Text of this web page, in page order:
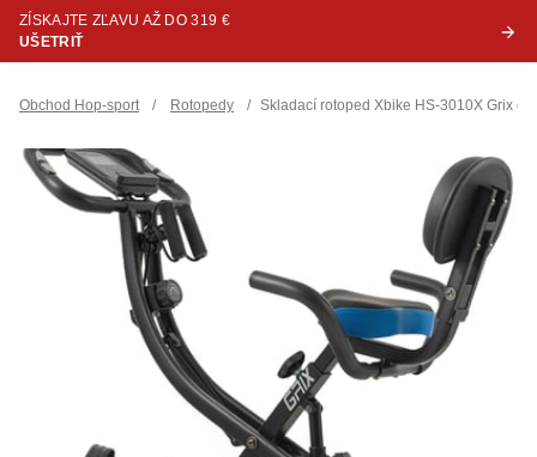
ZÍSKAJTE ZĽAVU AŽ DO 319 €
UŠETRIŤ
Obchod Hop-sport / Rotopedy / Skladací rotoped Xbike HS-3010X Grix